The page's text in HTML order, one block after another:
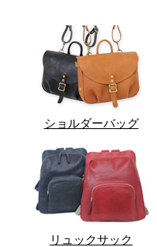
ショルダーバッグ
リュックサック